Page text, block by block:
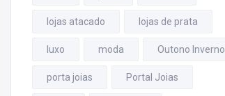
lojas atacado lojas de prata
luxo moda Outono Inverno
porta joias Portal Joias